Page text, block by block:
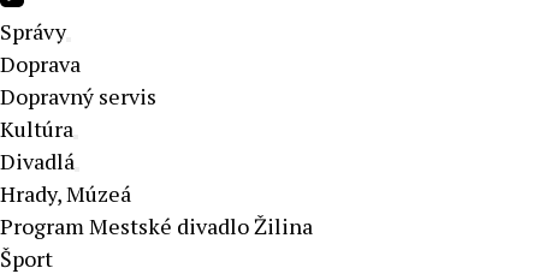
Správy
Doprava
Dopravný servis
Kultúra
Divadlá
Hrady, Múzeá
Program Mestské divadlo Žilina
Šport